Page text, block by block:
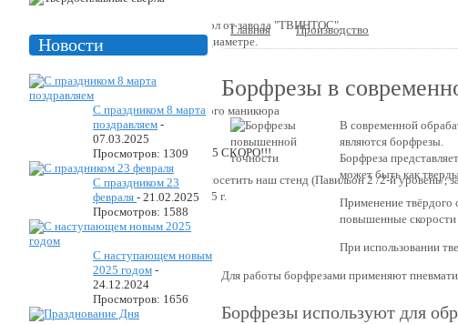
Производство твердосплавных сверл от завода "ТВИНТОС",
размерный ряд от 2 мм до 25 мм в диаметре.
Фрезы используются для аппаратного маникюра
«Уважаемые коллеги! Приглашаем посетить наш стенд (Павильон 2 /2-й
наб.14) с 26.05.2025 г. по 29.05.2025 г.
Новости
С праздником 8 марта
поздравляем -
07.03.2025
Просмотров: 1309
С праздником 23
февраля - 21.02.2025
Просмотров: 1588
С наступающем новым
2025 годом -
24.12.2024
Просмотров: 1656
Главная Производство
Борфрезы в
В современной
являются борфрезы.
Борфреза
может быть как
Применение твёрдого
повышенные скорости
При использовании
Для работы борфрезами применяют
Борфрезы используют для